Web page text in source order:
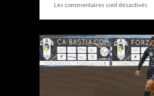
Les commentaires sont désactivés